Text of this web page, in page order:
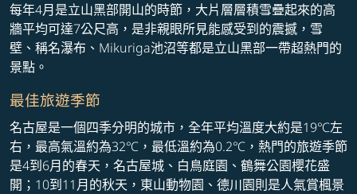
每年4月是立山黑部開山的時節，大片層層積雪疊起來的高
牆平均可達7公尺高，是非親眼所見能感受到的震撼，雪
壁、稱名瀑布、Mikuriga池沼等都是立山黑部一帶超熱門的
景點。
最佳旅遊季節
名古屋是一個四季分明的城市，全年平均溫度大約是19℃左
右，最高氣溫約為32℃，最低溫約為0.2℃，熱門的旅遊季節
是4到6月的春天，名古屋城、白鳥庭園、鶴舞公園櫻花盛
開；10到11月的秋天，東山動物園、德川園則是人氣賞楓景